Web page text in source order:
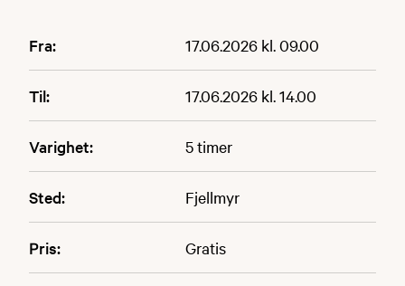
Fra: 17.06.2026 kl. 09.00
Til: 17.06.2026 kl. 14.00
Varighet: 5 timer
Sted: Fjellmyr
Pris: Gratis